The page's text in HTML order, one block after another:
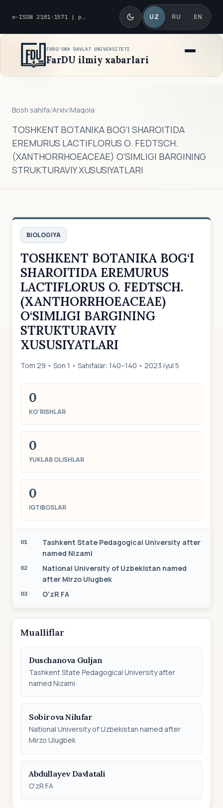
e-ISSN 2181-1571 | p-ISSN 2010-8419 UZ RU EN
FARG'ONA DAVLAT UNIVERSITETI
FarDU ilmiy xabarlari
Bosh sahifa/Arxiv/Maqola
TOSHKENT BOTANIKA BOG‘I SHAROITIDA
EREMURUS LACTIFLORUS O. FEDTSCH.
(XANTHORRHOEACEAE) O‘SIMLIGI BARGINING
STRUKTURAVIY XUSUSIYATLARI
BIOLOGIYA
TOSHKENT BOTANIKA BOG‘I
SHAROITIDA EREMURUS
LACTIFLORUS O. FEDTSCH.
(XANTHORRHOEACEAE)
O‘SIMLIGI BARGINING
STRUKTURAVIY
XUSUSIYATLARI
Tom 29 • Son 1 • Sahifalar: 140–140 • 2023 iyul 5
0
KO‘RISHLAR
0
YUKLAB OLISHLAR
0
IQTIBOSLAR
01
Tashkent State Pedagogical University after
named Nizami
02
National University of Uzbekistan named
after Mirzo Ulugbek
03 O‘zR FA
Mualliflar
Duschanova Guljan
Tashkent State Pedagogical University after
named Nizami
Sobirova Nilufar
National University of Uzbekistan named after
Mirzo Ulugbek
Abdullayev Davlatali
O‘zR FA